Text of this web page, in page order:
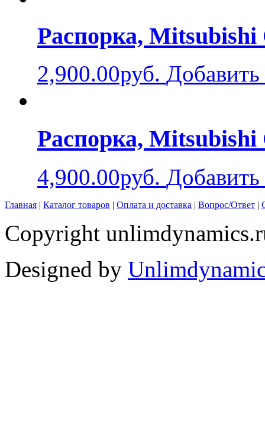
Распорка, Mitsubishi
2,900.00руб. Добавить
Распорка, Mitsubishi
4,900.00руб. Добавить
Главная | Каталог товаров | Оплата и доставка | Вопрос/Ответ |
Copyright
Designed by